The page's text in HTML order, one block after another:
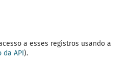
a esses registros usando a
da API).